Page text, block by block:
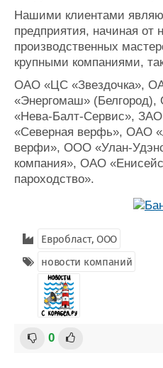
Нашими клиентами
предприятия, начиная от
производственных
крупными компаниями,
ОАО «ЦС «Звездочка»,
«Энергомаш»
«Нева-Балт-Сервис»,
«Северная верфь», ОАО
верфи», ООО «Улан-
компания», ОАО
пароходство».
Евробласт, ООО
новости компаний
0